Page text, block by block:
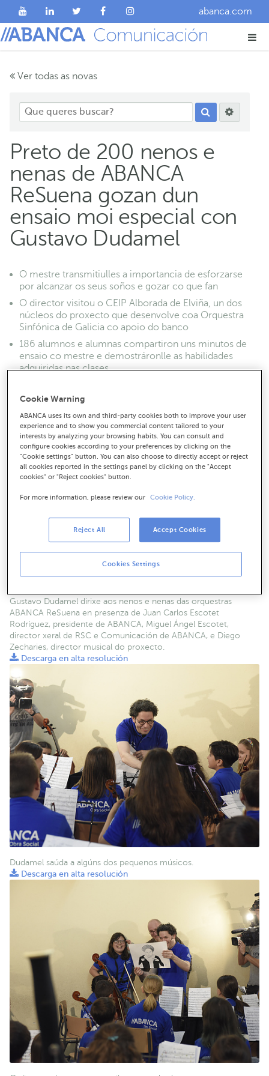
abanca.com
Ver todas as novas
Preto de 200 nenos e
nenas de ABANCA
ReSuena gozan dun
ensaio moi especial con
Gustavo Dudamel
O mestre transmitiulles a importancia de esforzarse
por alcanzar os seus soños e gozar co que fan
O director visitou o CEIP Alborada de Elviña, un dos
núcleos do proxecto que desenvolve coa Orquestra
Sinfónica de Galicia co apoio do banco
186 alumnos e alumnas compartiron uns minutos de
ensaio co mestre e demostráronlle as habilidades
adquiridas nas clases
Gustavo Dudamel dirixe aos nenos e nenas das orquestras
ABANCA ReSuena en presenza de Juan Carlos Escotet
Rodríguez, presidente de ABANCA, Miguel Ángel Escotet,
director xeral de RSC e Comunicación de ABANCA, e Diego
Zecharies, director musical do proxecto.
Descarga en alta resolución
Dudamel saúda a algúns dos pequenos músicos.
Descarga en alta resolución
Cookie Warning
ABANCA uses its own and third-party cookies both to improve your user
experience and to show you commercial content tailored to your
interests by analyzing your browsing habits. You can consult and
configure cookies according to your preferences by clicking on the
"Cookie settings" button. You can also choose to directly accept or reject
all cookies reported in the settings panel by clicking on the "Accept
cookies" or "Reject cookies" button.
For more information, please review our Cookie Policy.
Cookies Settings
Reject All Accept Cookies